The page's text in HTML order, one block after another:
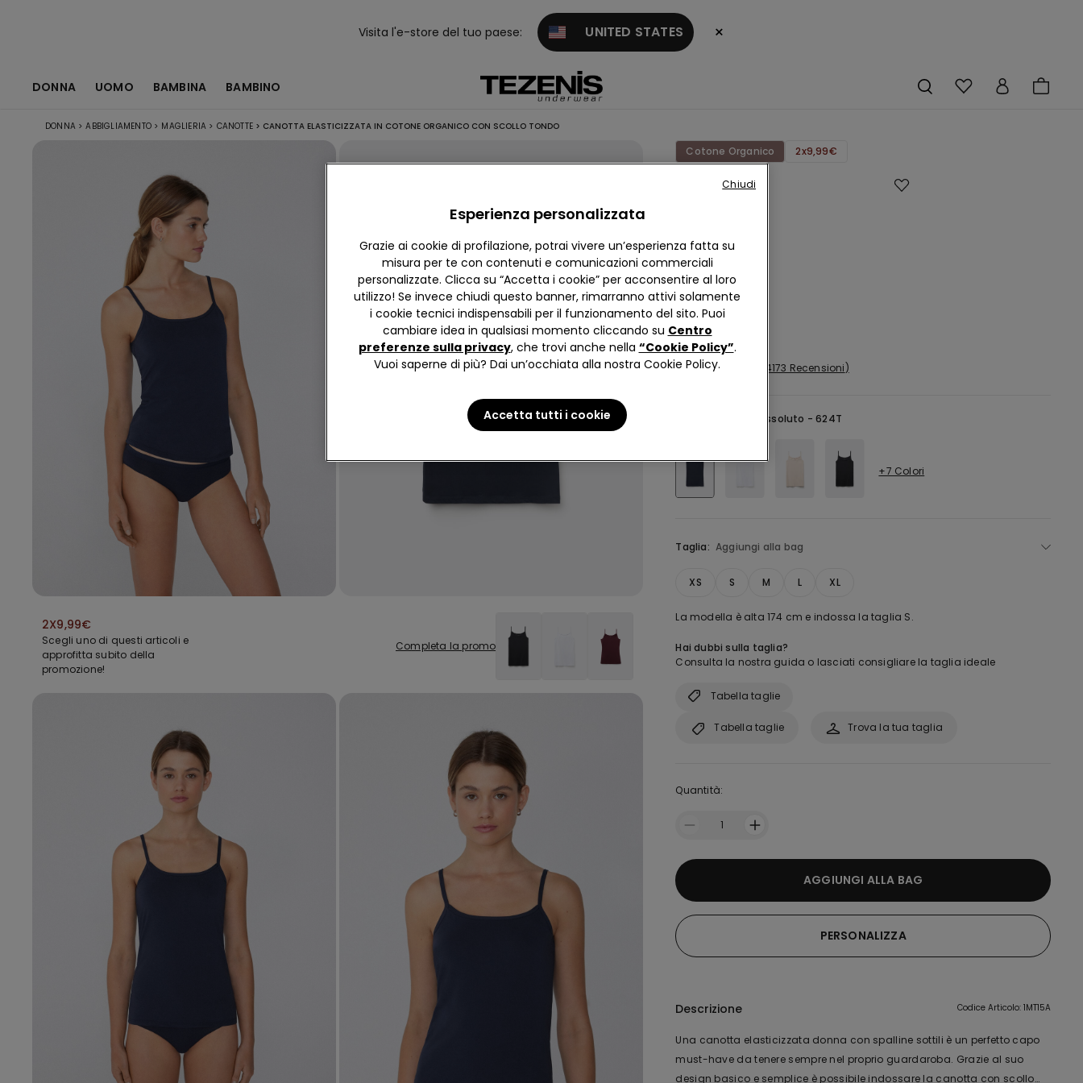
Visita l'e-store del tuo paese: UNITED STATES ×
DONNA UOMO BAMBINA BAMBINO
DONNA > ABBIGLIAMENTO > MAGLIERIA > CANOTTE > CANOTTA ELASTICIZZATA IN COTONE ORGANICO CON SCOLLO TONDO
2X9,99€
Scegli uno di questi articoli e
approfitta subito della
promozione!
Completa la promo
Cotone Organico 2x9,99€
Canotta
Organico
con Scollo
Tondo
5,99 €
4,8 4173 Recensioni
Blu Assoluto - 624T
+7 Colori
Taglia: Aggiungi alla bag
XS S M L XL
La modella è alta 174 cm e indossa la taglia S.
Hai dubbi sulla taglia?
Consulta la nostra guida o lasciati consigliare la taglia ideale
Tabella taglie
Trova la tua taglia
Tabella taglie
Quantità:
1
AGGIUNGI ALLA BAG
PERSONALIZZA
Descrizione Codice Articolo: 1MT15A
Una canotta elasticizzata donna con spalline sottili è un perfetto capo
must-have da tenere sempre nel proprio guardaroba. Grazie al suo
design basico e semplice è possibile indossare la canotta con scollo
Esperienza personalizzata
Grazie ai cookie di profilazione, potrai vivere un’esperienza fatta su
misura per te con contenuti e comunicazioni commerciali
personalizzate. Clicca su “Accetta i cookie” per acconsentire al loro
utilizzo! Se invece chiudi questo banner, rimarranno attivi solamente
i cookie tecnici indispensabili per il funzionamento del sito. Puoi
cambiare idea in qualsiasi momento cliccando su Centro
preferenze sulla privacy, che trovi anche nella “Cookie Policy”.
Vuoi saperne di più? Dai un’occhiata alla nostra Cookie Policy.
Accetta tutti i cookie
Chiudi